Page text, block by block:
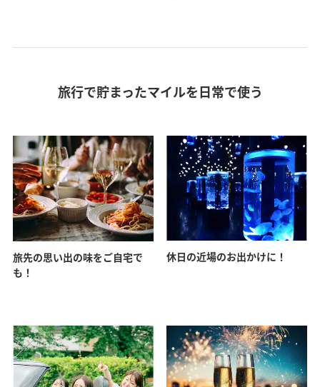
旅行で貯まったマイルを日常で使う
旅先の思い出の味をご自宅で
も！
休日の近場のお出かけに！